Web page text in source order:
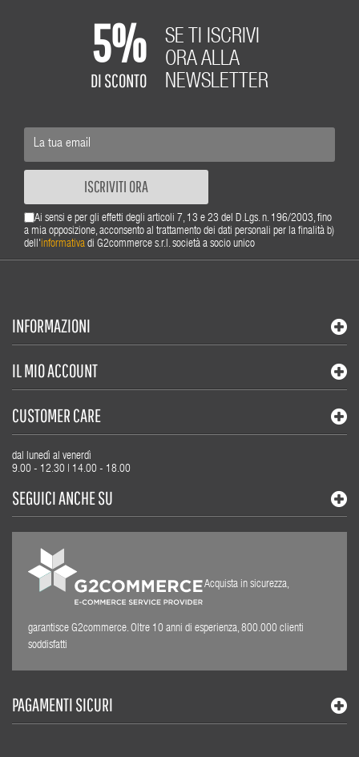
5%
DI SCONTO
SE TI ISCRIVI
ORA ALLA
NEWSLETTER
ISCRIVITI ORA
Ai sensi e per gli effetti degli articoli 7, 13 e 23 del D.Lgs. n. 196/2003, fino
a mia opposizione, acconsento al trattamento dei dati personali per la finalità b)
dell'informativa di G2commerce s.r.l. società a socio unico
INFORMAZIONI
IL MIO ACCOUNT
CUSTOMER CARE
dal lunedì al venerdì
9.00 - 12.30 | 14.00 - 18.00
SEGUICI ANCHE SU
Acquista in sicurezza,
garantisce G2commerce. Oltre 10 anni di esperienza, 800.000 clienti
soddisfatti
PAGAMENTI SICURI